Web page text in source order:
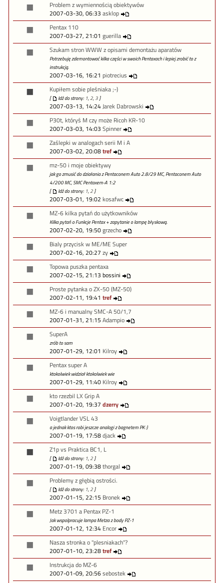
Problem z wymiennością obiektywów
2007-03-30, 06:33 asklop
Pentax 110
2007-03-27, 21:01 guerilla
Szukam stron WWW z opisami demontażu aparatów
Potrzebuję zdemontować kilka części w swoich Pentaxach i lepiej zrobić to z
instrukcją.
2007-03-16, 16:21 piotrecius
Kupiłem sobie pleśniaka ;-)
[ Idź do strony: 1,2, 3]
2007-03-13, 14:24Jarek Dabrowski
P30t, któryś M czy może Ricoh KR-10
2007-03-03, 14:03 Spinner
Zaślepki w analogach serii M i A
2007-03-02, 20:08tref
mz-50 i moje obiektywy
jak go zmusić do działania z Pentaconem Auto 2.8/29 MC, Pentaconem Auto
4/200 MC, SMC Pentaxem-A 1:2
[
Idź do strony: 1,2]
2007-03-01, 19:02 kosafwc
MZ-6 kilka pytań do użytkowników
Kilka pytań o Funkcje Pentax + zapytanie o lampę błyskową.
2007-02-20, 19:50grzecho
Bialy przycisk w ME/ME Super
2007-02-16, 20:27 zy
Topowa puszka pentaxa
2007-02-15, 21:13 bossini
Proste pytanka o ZX-50 (MZ-50)
2007-02-11, 19:41 tref
MZ-6 i manualny SMC-A 50/1,7
2007-01-31, 21:15 Adampio
SuperA
zrób to sam
2007-01-29, 12:01 Kilroy
Pentax super A
ktokolwiek widział ktokolwiek wie
2007-01-29, 11:40 Kilroy
kto rzezbil LX Grip A
2007-01-20, 19:37 dzerry
Voigtlander VSL 43
a jednak ktos robi jeszcze analogi z bagnetem PK :)
2007-01-19, 17:58djack
Z1p vs Praktica BC1, L
[ Idź do strony: 1,2]
2007-01-19, 09:38thorgal
Problemy z głębią ostrości.
[ Idź do strony: 1,2]
2007-01-15, 22:15 Bronek
Metz 3701 a Pentax PZ-1
Jak wspolpracuje lampa Metza z body PZ-1
2007-01-12, 12:34 Encor
Nasza stronka o "plesniakach"?
2007-01-10, 23:28tref
Instrukcja do MZ-6
2007-01-09, 20:56sebostek